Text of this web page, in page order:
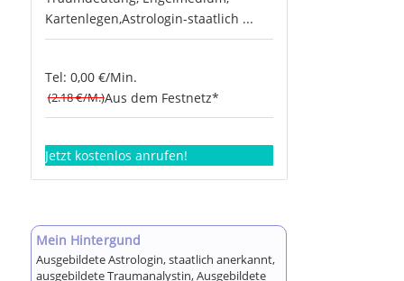
Kartenlegen,Astrologin-staatlich ...
Tel: 0,00 €/Min.
(2.18 €/M.)Aus dem Festnetz*
Jetzt kostenlos anrufen!
Mein Hintergund
Ausgebildete Astrologin, staatlich anerkannt,
ausgebildete Traumanalystin, Ausgebildete